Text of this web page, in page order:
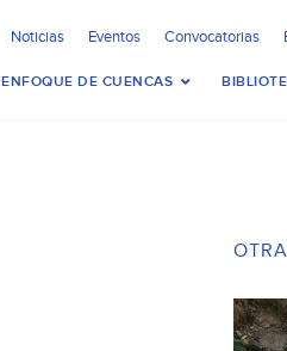
Noticias Eventos Convocatorias
ENFOQUE DE CUENCAS